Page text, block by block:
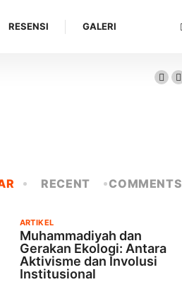
RESENSI GALERI
RECENT COMMENTS
ARTIKEL
Muhammadiyah dan
Gerakan Ekologi: Antara
Aktivisme dan Involusi
Institusional